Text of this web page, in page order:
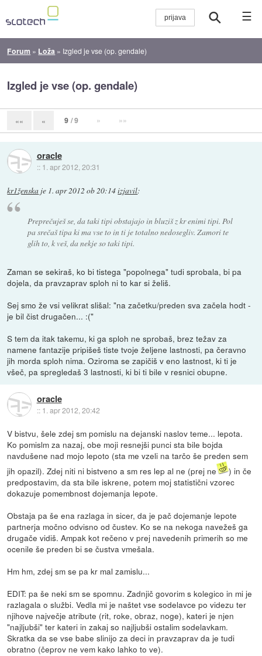
☰
Forum » Loža » Izgled je vse (op. gendale)
Izgled je vse (op. gendale)
«« « 9 / 9 » »»
oracle
:: 1. apr 2012, 20:31
kr1ženska je 1. apr 2012 ob 20:14izjavil:
Preprečuješ se, da taki tipi obstajajo in bluziš z kr enimi tipi. Pol
pa srečaš tipa ki ma vse to in ti je totalno nedosegliv. Zamori te
glih to, k veš, da nekje so taki tipi.
Zaman se sekiraš, ko bi tistega "popolnega" tudi sprobala, bi pa
dojela, da pravzaprav sploh ni to kar si želiš.
Sej smo že vsi velikrat slišal: "na začetku/preden sva začela hodt -
je bil čist drugačen... :("
S tem da itak takemu, ki ga sploh ne sprobaš, brez težav za
namene fantazije pripišeš tiste tvoje željene lastnosti, pa čeravno
jih morda sploh nima. Oziroma se zapičiš v eno lastnost, ki ti je
všeč, pa spregledaš 3 lastnosti, ki bi ti bile v resnici obupne.
oracle
:: 1. apr 2012, 20:42
V bistvu, šele zdej sm pomislu na dejanski naslov teme... lepota.
Ko pomislm za nazaj, obe moji resnejši punci sta bile bojda
navdušene nad mojo lepoto (sta me vzeli na tarčo še preden sem
jih opazil). Zdej niti ni bistveno a sm res lep al ne (prej ne
) in če
predpostavim, da sta bile iskrene, potem moj statistični vzorec
dokazuje pomembnost dojemanja lepote.
Obstaja pa še ena razlaga in sicer, da je pač dojemanje lepote
partnerja močno odvisno od čustev. Ko se na nekoga navežeš ga
drugače vidiš. Ampak kot rečeno v prej navedenih primerih so me
ocenile še preden bi se čustva vmešala.
Hm hm, zdej sm se pa kr mal zamislu...
EDIT: pa še neki sm se spomnu. Zadnjič govorim s kolegico in mi je
razlagala o službi. Vedla mi je naštet vse sodelavce po videzu ter
njihove največje atribute (rit, roke, obraz, noge), kateri je njen
"najljubši" ter kateri in zakaj so najljubši ostalim sodelavkam.
Skratka da se vse babe slinijo za deci in pravzaprav da je tudi
obratno (čeprov ne vem kako lahko to ve).